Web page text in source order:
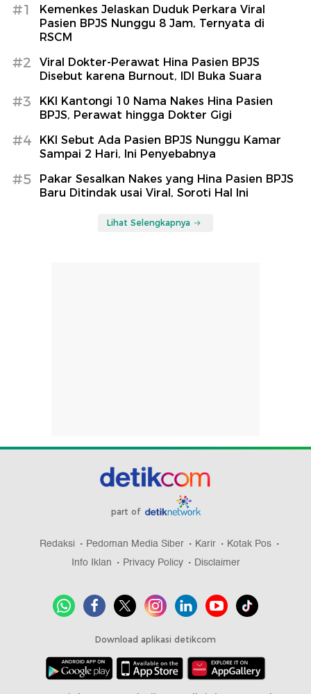
#1
Kemenkes Jelaskan Duduk Perkara Viral
Pasien BPJS Nunggu 8 Jam, Ternyata di
RSCM
#2
Viral Dokter-Perawat Hina Pasien BPJS
Disebut karena Burnout, IDI Buka Suara
#3
KKI Kantongi 10 Nama Nakes Hina Pasien
BPJS, Perawat hingga Dokter Gigi
#4
KKI Sebut Ada Pasien BPJS Nunggu Kamar
Sampai 2 Hari, Ini Penyebabnya
#5
Pakar Sesalkan Nakes yang Hina Pasien BPJS
Baru Ditindak usai Viral, Soroti Hal Ini
Lihat Selengkapnya
part of
Redaksi Pedoman Media Siber Karir
Kotak Pos
Info Iklan
Privacy Policy Disclaimer
Download aplikasi detikcom